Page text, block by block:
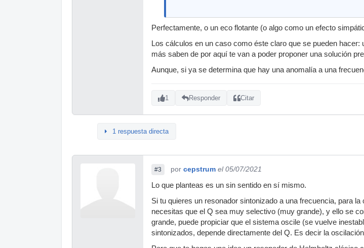
Perfectamente, o un eco flotante (o algo como un efecto
Los cálculos en un caso como éste claro que se pueden
más saben de por aquí te van a poder proponer una solución
Aunque, si ya se determina que hay una anomalía a una
1 Responder Citar
1 respuesta directa
#3 por cepstrum el 05/07/2021
Lo que planteas es un sin sentido en sí mismo.
Si tu quieres un resonador sintonizado a una frecuencia, para
necesitas que el Q sea muy selectivo (muy grande), y ello se
grande, puede propiciar que el sistema oscile (se vuelve
sintonizados, depende directamente del Q. Es decir la